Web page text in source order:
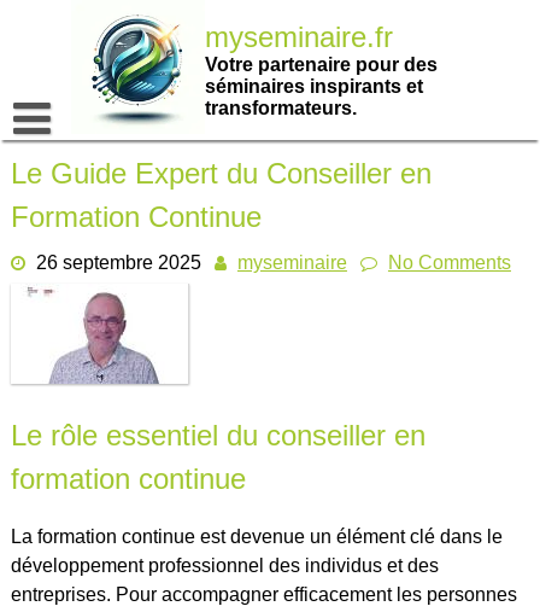
myseminaire.fr
Votre partenaire pour des
séminaires inspirants et
transformateurs.
Le Guide Expert du Conseiller en
Formation Continue
26 septembre 2025 myseminaire No Comments
Le rôle essentiel du conseiller en
formation continue
La formation continue est devenue un élément clé dans le
développement professionnel des individus et des
entreprises. Pour accompagner efficacement les personnes